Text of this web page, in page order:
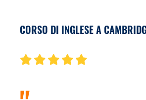
CORSO DI INGLESE A